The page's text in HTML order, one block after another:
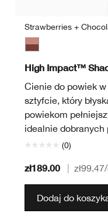
Strawberries +
High Impact™
Cienie do powiek
sztyfcie, który
powiekom
idealnie dobranych
(0)
zł189.00 zł99.47
Dodaj do